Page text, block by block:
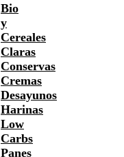
Bio
y
Cereales
Claras
Conservas
Cremas
Desayunos
Harinas
Low
Carbs
Panes